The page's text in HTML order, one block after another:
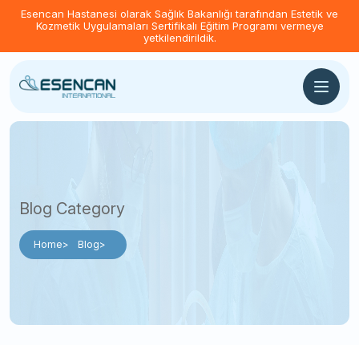
Esencan Hastanesi olarak Sağlık Bakanlığı tarafından Estetik ve
Kozmetik Uygulamaları Sertifikalı Eğitim Programı vermeye
yetkilendirildik.
Blog Category
Home Blog